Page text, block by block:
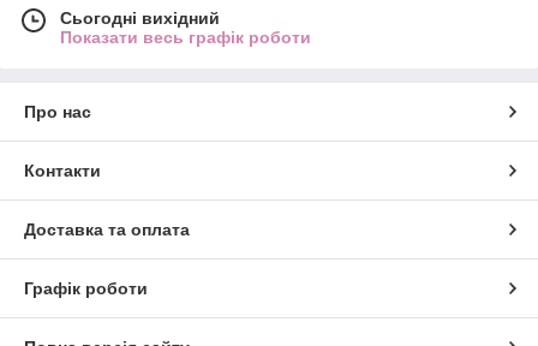
Сьогодні вихідний
Показати весь графік роботи
Про нас
Контакти
Доставка та оплата
Графік роботи